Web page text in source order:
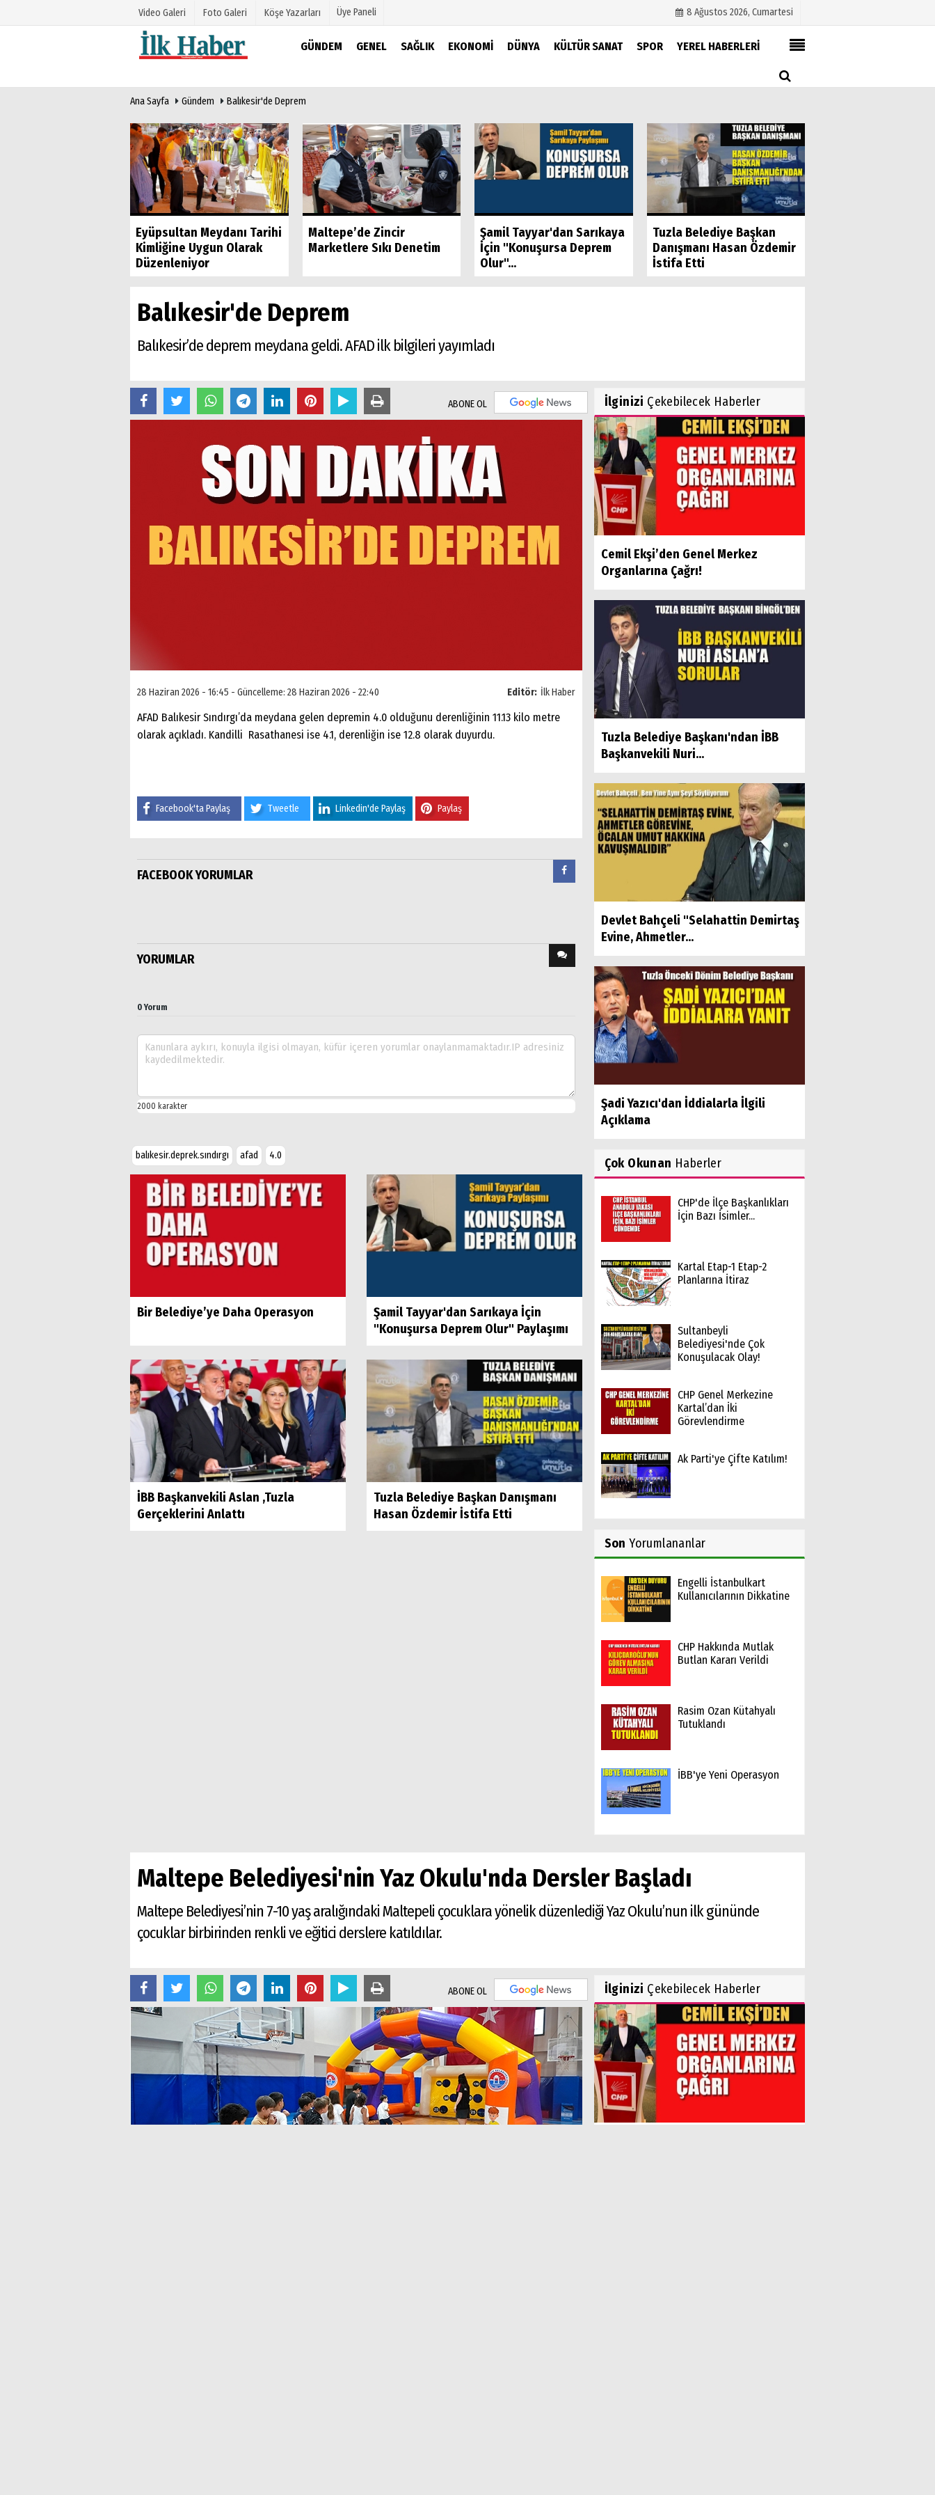
Video Galeri Foto Galeri Köşe Yazarları Üye Paneli 8 Ağustos 2026, Cumartesi
GÜNDEM GENEL SAĞLIK EKONOMI DÜNYA KÜLTÜR SANAT SPOR YEREL HABERLERİ
Üye Paneli
Hava Durumu
Gazete Manşetleri
Anketler
Biyografiler
Köşe Yazarları
Foto Galeri
Künye
Çerez Politikası
Gizlilik İlkeleri
Ana Sayfa Gündem Balıkesir'de Deprem
Eyüpsultan Meydanı Tarihi
Kimliğine Uygun Olarak
Düzenleniyor
Maltepe’de Zincir
Marketlere Sıkı Denetim
Şamil Tayyar'dan Sarıkaya
İçin "Konuşursa Deprem
Olur"...
Tuzla Belediye Başkan
Danışmanı Hasan Özdemir
İstifa Etti
Balıkesir'de Deprem
Balıkesir’de deprem meydana geldi. AFAD ilk bilgileri yayımladı
ABONE OL
Editör: İlk Haber
28 Haziran 2026 - 16:45 - Güncelleme: 28 Haziran 2026 - 22:40
AFAD Balıkesir Sındırgı’da meydana gelen depremin 4.0 olduğunu derenliğinin 11.13 kilo metre
olarak açıkladı. Kandilli Rasathanesi ise 4.1, derenliğin ise 12.8 olarak duyurdu.
Facebook'ta Paylaş Tweetle Linkedin'de Paylaş Paylaş
FACEBOOK YORUMLAR
YORUMLAR
0 Yorum
balıkesir.deprek.sındırgı afad 4.0
Bir Belediye’ye Daha Operasyon
Şamil Tayyar'dan Sarıkaya İçin
"Konuşursa Deprem Olur" Paylaşımı
İBB Başkanvekili Aslan ,Tuzla
Gerçeklerini Anlattı
Tuzla Belediye Başkan Danışmanı
Hasan Özdemir İstifa Etti
İlginizi Çekebilecek Haberler
Cemil Ekşi’den Genel Merkez
Organlarına Çağrı!
Tuzla Belediye Başkanı'ndan İBB
Başkanvekili Nuri...
Devlet Bahçeli "Selahattin Demirtaş
Evine, Ahmetler...
Şadi Yazıcı'dan İddialarla İlgili
Açıklama
Çok Okunan Haberler
CHP'de İlçe Başkanlıkları
İçin Bazı İsimler...
Kartal Etap-1 Etap-2
Planlarına İtiraz
Sultanbeyli
Belediyesi'nde Çok
Konuşulacak Olay!
CHP Genel Merkezine
Kartal’dan İki
Görevlendirme
Ak Parti'ye Çifte Katılım!
Son Yorumlananlar
Engelli İstanbulkart
Kullanıcılarının Dikkatine
CHP Hakkında Mutlak
Butlan Kararı Verildi
Rasim Ozan Kütahyalı
Tutuklandı
İBB'ye Yeni Operasyon
Maltepe Belediyesi'nin Yaz Okulu'nda Dersler Başladı
Maltepe Belediyesi’nin 7-10 yaş aralığındaki Maltepeli çocuklara yönelik düzenlediği Yaz Okulu’nun ilk gününde
çocuklar birbirinden renkli ve eğitici derslere katıldılar.
ABONE OL İlginizi Çekebilecek Haberler